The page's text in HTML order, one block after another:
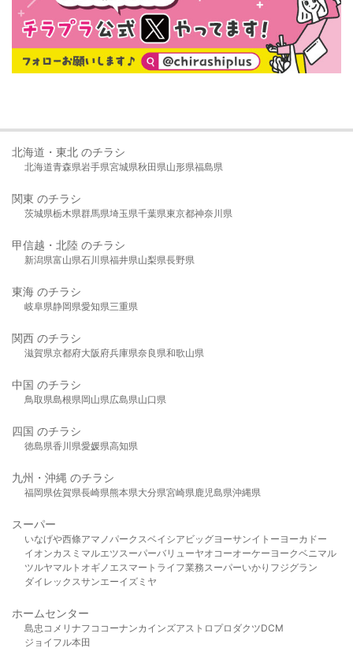
北海道・東北 のチラシ
北海道青森県岩手県宮城県秋田県山形県福島県
関東 のチラシ
茨城県栃木県群馬県埼玉県千葉県東京都神奈川県
甲信越・北陸 のチラシ
新潟県富山県石川県福井県山梨県長野県
東海 のチラシ
岐阜県静岡県愛知県三重県
関西 のチラシ
滋賀県京都府大阪府兵庫県奈良県和歌山県
中国 のチラシ
鳥取県島根県岡山県広島県山口県
四国 のチラシ
徳島県香川県愛媛県高知県
九州・沖縄 のチラシ
福岡県佐賀県長崎県熊本県大分県宮崎県鹿児島県沖縄県
スーパー
いなげや西條アマノパークスベイシア ビッグヨーサンイトーヨーカドー
イオンカスミ マルエツスーパーバリューヤオコーオーケー ヨークベニマル
ツルヤマルト オギノ エスマート ライフ業務スーパーいかり フジグラン
ダイレックスサンエーイズミヤ
ホームセンター
島忠 コメリ ナフコ コーナンカインズアストロプロダクツDCM
ジョイフル本田